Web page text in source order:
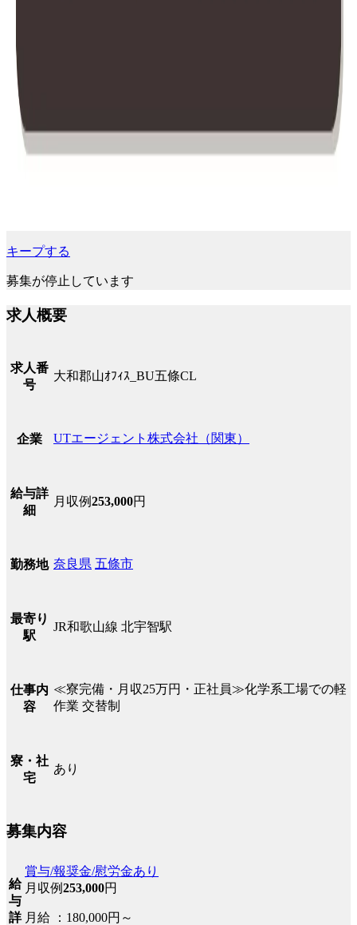
キープする
募集が停止しています
求人概要
求人番
号
大和郡山ｵﾌｨｽ_BU五條CL
企業 UTエージェント株式会社（関東）
給与詳
細
月収例253,000円
勤務地 奈良県 五條市
最寄り
駅
JR和歌山線 北宇智駅
仕事内
容
≪寮完備・月収25万円・正社員≫化学系工場での軽
作業 交替制
寮・社
宅
あり
募集内容
給
与
詳
賞与/報奨金/慰労金あり
月収例253,000円
月給 ：180,000円～